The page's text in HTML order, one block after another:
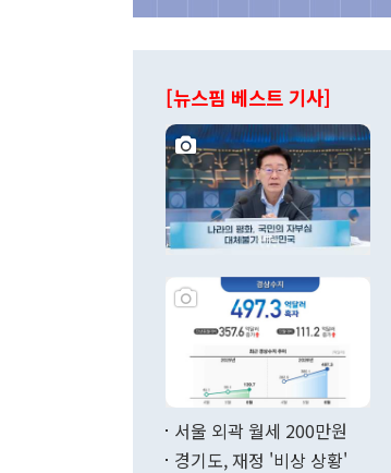
[뉴스핌 베스트 기사]
서울 외곽 월세 200만원
경기도, 재정 '비상 상황'